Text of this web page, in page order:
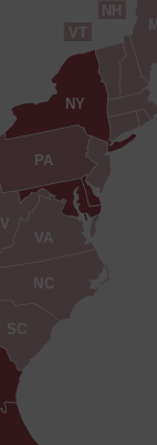
NH
NY
NC
PA
SC
VT
VA